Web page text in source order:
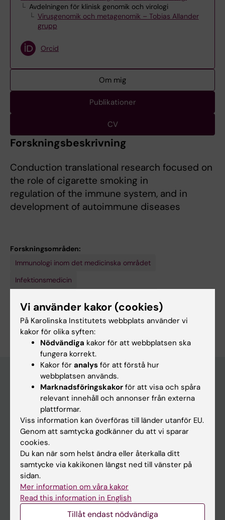
Avdelningen för klinisk genomik och virologi
Virusgenomik och metagenomik – Tobias Allander
grupp
Orcid
Om mig
Publikationer
CV
Forskningsbeskrivning
Conduction translational research focused on
the role of cigarette smoking in
regulation of the immune system, and in
development of autoimmune diseases
Forskningsområden:
Immunologi inom det medicinska området
Infektionsmedicin
Är du Johan Öckinger?
Redigera din profil
Huvudmeny
Utbildning
Forskarutbildning
Forskning
Om KI
På gång
Vi använder kakor (cookies)
På Karolinska Institutets webbplats använder vi
kakor för olika syften:
Nödvändiga kakor för att webbplatsen ska
fungera korrekt.
Kakor för analys för att förstå hur
webbplatsen används.
Marknadsföringskakor för att visa och spåra
relevant innehåll och annonser från externa
plattformar.
Viss information kan överföras till länder utanför EU.
Genom att samtycka godkänner du att vi sparar
cookies.
Du kan när som helst ändra eller återkalla ditt
samtycke via kakikonen längst ned till vänster på
sidan.
Mer information om våra kakor
Read this information in English
Tillåt endast nödvändiga